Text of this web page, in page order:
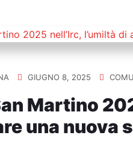
GIUGNO 8, 2025
Martino
una nuova